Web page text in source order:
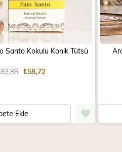
Santo Kokulu Konik Tütsü
₺58,72
Ekle